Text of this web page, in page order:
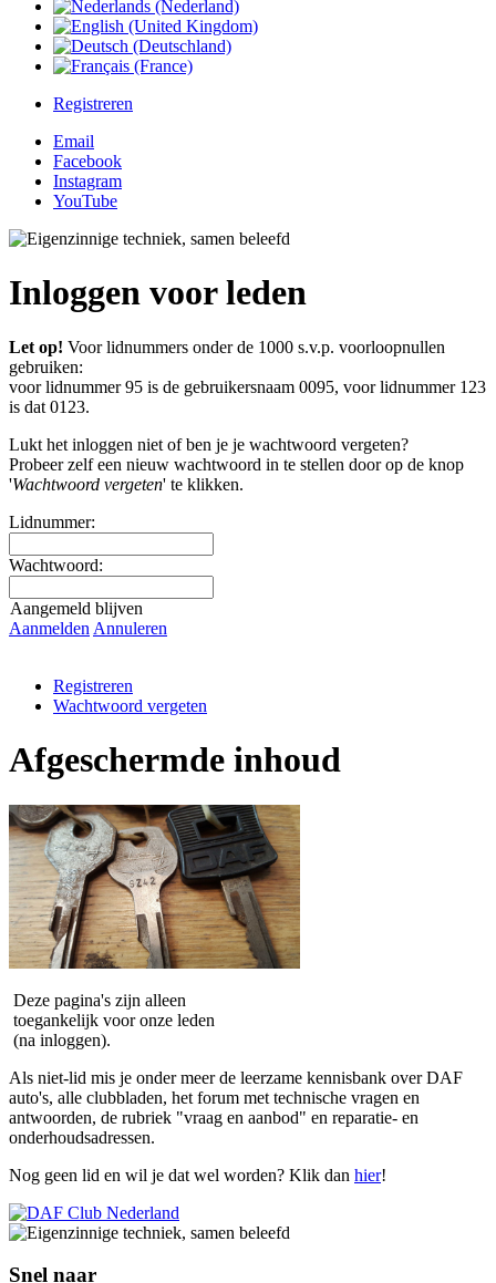
Registreren
Email
Facebook
Instagram
YouTube
Inloggen voor leden
Let op! Voor lidnummers onder de 1000 s.v.p. voorloopnullen
gebruiken:
voor lidnummer 95 is de gebruikersnaam 0095, voor lidnummer 123
is dat 0123.
Lukt het inloggen niet of ben je je wachtwoord vergeten?
Probeer zelf een nieuw wachtwoord in te stellen door op de knop
'Wachtwoord vergeten' te klikken.
Lidnummer:
Wachtwoord:
Aangemeld blijven
Aanmelden Annuleren
Registreren
Wachtwoord vergeten
Afgeschermde inhoud
Deze pagina's zijn alleen
toegankelijk voor onze leden
(na inloggen).
Als niet-lid mis je onder meer de leerzame kennisbank over DAF
auto's, alle clubbladen, het forum met technische vragen en
antwoorden, de rubriek "vraag en aanbod" en reparatie- en
onderhoudsadressen.
Nog geen lid en wil je dat wel worden? Klik dan hier!
Snel naar